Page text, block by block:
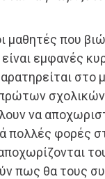
μαθητές που
είναι εμφανές
στο
να
πολλές φορές
πως θα τους